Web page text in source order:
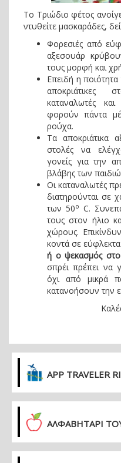
Το Τριώδιο φέτος
ντυθείτε μασκαράδες,
Φορεσιές από
αξεσουάρ
τους μορφή και
Επειδή η
αποκριάτικες
καταναλωτές
φορούν πάντα
ρούχα.
Τα αποκριάτικα
στολές να
γονείς για την
βλάβης των
Οι καταναλωτές
διατηρούνται σε
των 50ο C.
τους στον ήλιο
χώρους.
κοντά σε
ή ο ψεκασμός
σπρέι πρέπει να
όχι από μικρά
κατανοήσουν την
APP TRAVELER
ΑΛΦΑΒΗΤΑΡΙ